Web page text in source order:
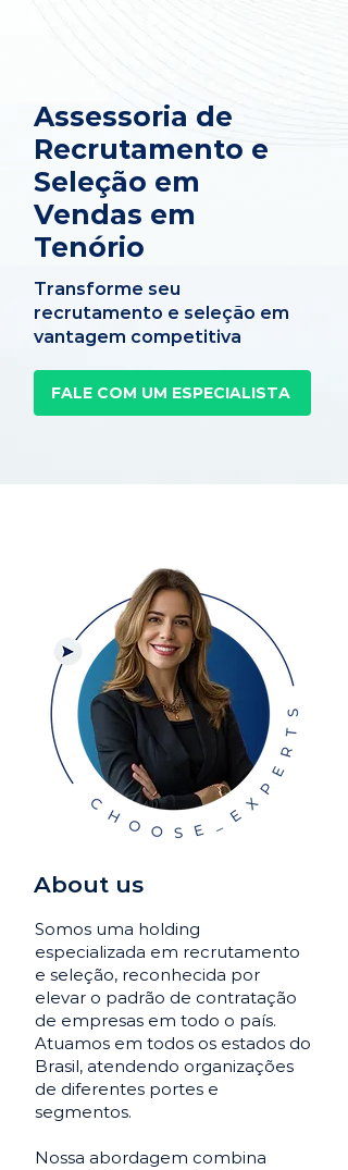
Assessoria de
Recrutamento e
Seleção em
Vendas em
Tenório
Transforme seu
recrutamento e seleção em
vantagem competitiva
FALE COM UM ESPECIALISTA
About us
Somos uma holding
especializada em recrutamento
e seleção, reconhecida por
elevar o padrão de contratação
de empresas em todo o país.
Atuamos em todos os estados do
Brasil, atendendo organizações
de diferentes portes e
segmentos.
Nossa abordagem combina